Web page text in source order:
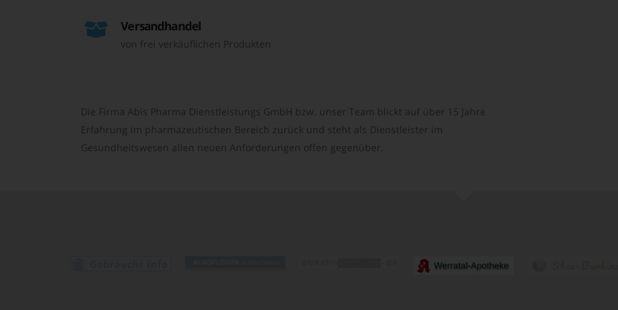
Versandhandel
von frei verkäuflichen Produkten
Die Firma Abis Pharma Dienstleistungs GmbH bzw. unser Team blickt auf über 15 Jahre
Erfahrung im pharmazeutischen Bereich zurück und steht als Dienstleister im
Gesundheitswesen allen neuen Anforderungen offen gegenüber.